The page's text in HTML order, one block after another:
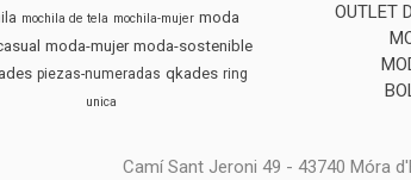
mochila de tela mochila-mujer moda
moda-mujer moda-sostenible
piezas-numeradas qkades ring
unica
OUTLET
Camí Sant Jeroni 49 - 43740 Móra